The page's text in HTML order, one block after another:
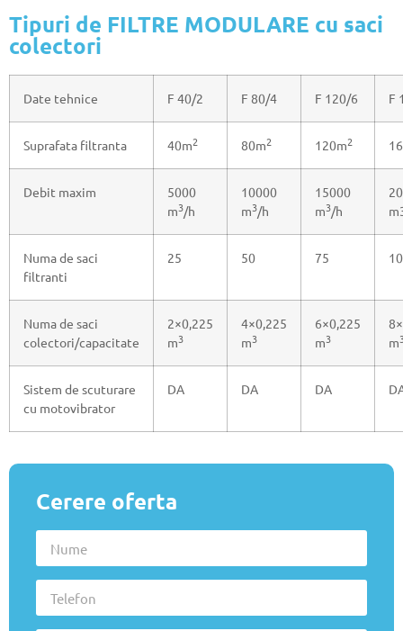
Tipuri de FILTRE MODULARE cu saci
colectori
Date tehnice F 40/2 F 80/4 F 120/6 F
Suprafata filtranta 40m2 80m2 120m2
Debit maxim
5000
m3/h
10000
m3/h
15000
m3/h
Numa de saci
filtranti
25 50 75
Numa de saci
colectori/capacitate
2×0,225
m3
4×0,225
m3
6×0,225
m3
m
Sistem de scuturare
cu motovibrator
DA DA DA
Cerere oferta